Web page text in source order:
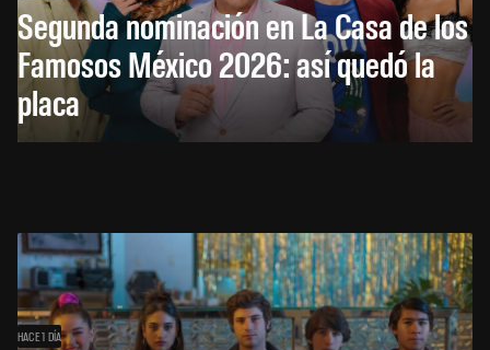
Segunda nominación en La Casa de los
Famosos México 2026: así quedó la
placa
HACE 1 DÍA